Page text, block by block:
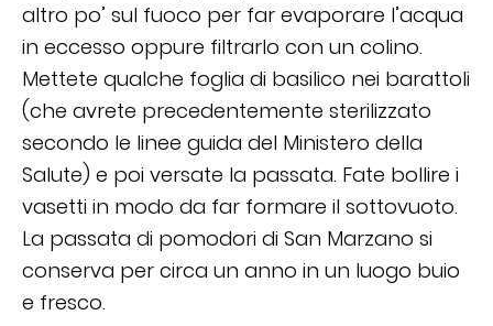
altro po’ sul fuoco per far evaporare l’acqua
in eccesso oppure filtrarlo con un colino.
Mettete qualche foglia di basilico nei barattoli
(che avrete precedentemente sterilizzato
secondo le linee guida del Ministero della
Salute) e poi versate la passata. Fate bollire i
vasetti in modo da far formare il sottovuoto.
La passata di pomodori di San Marzano si
conserva per circa un anno in un luogo buio
e fresco.